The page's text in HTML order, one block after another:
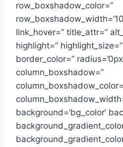
row_boxshadow_color=”
link_hover=” title_attr=”
highlight=”
border_color=”
column_boxshadow=”
background=’bg_color’